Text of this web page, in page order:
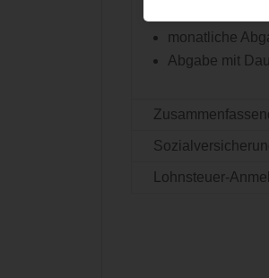
monatliche
Abgabe mit
Lohnsteuer-